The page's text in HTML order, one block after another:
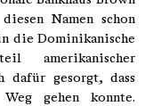
Namen schon
die Dominikanische
amerikanischer
dafür gesorgt, dass
gehen konnte.